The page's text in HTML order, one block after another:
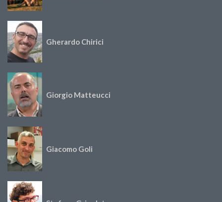
Gherardo Chirici
Giorgio Matteucci
Giacomo Goli